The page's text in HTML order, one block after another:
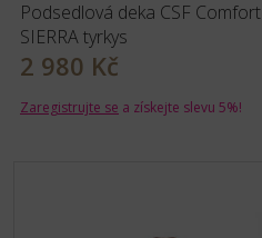
Podsedlová deka CSF Comfort
SIERRA tyrkys
2 980 Kč
Zaregistrujte se a získejte slevu 5%!